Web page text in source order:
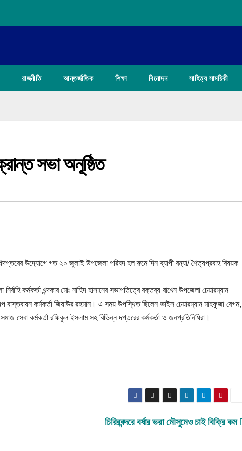
রাজনীতি আন্তর্জাতিক শিক্ষা বিনোদন সাহিত্য সাময়িকী
সভা অনূষ্ঠিত
উদ্যোগে গত ২০ জুলাই উপজেলা পরিষদ হল রুমে দিন ব্যাপী বন্যা/ শৈত্যপ্রবাহ বিষয়ক
কর্মকর্তা খন্দকার মোঃ নাহিদ হাসানের সভাপতিত্বে বক্তব্য রাখেন উপজেলা চেয়ারম্যান
কর্মকর্তা জিয়াউর রহমান। এ সময় উপস্থিত ছিলেন ভাইস চেয়ারম্যান মাহফুজা বেগম,
সেবা কর্মকর্তা রফিকুল ইসলাম সহ বিভিন্ন দপ্তরের কর্মকর্তা ও জনপ্রতিনিধিরা।
চিরিরবন্দরে বর্ষার ভরা মৌসুমেও চাই বিক্রি কম